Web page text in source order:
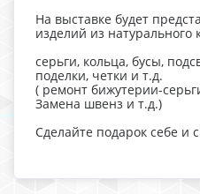
На выставке будет
изделий из натурального
серьги, кольца, бусы,
поделки, четки и т.д.
( ремонт бижутерии-
Замена швенз и т.д.)
Сделайте подарок себе и